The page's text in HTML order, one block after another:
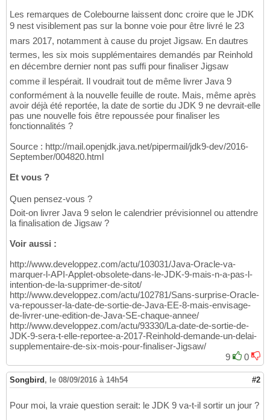
Les remarques de Colebourne laissent donc croire que le JDK
9 nest visiblement pas sur la bonne voie pour être livré le 23
mars 2017, notamment à cause du projet Jigsaw. En dautres
termes, les six mois supplémentaires demandés par Reinhold
en décembre dernier nont pas suffi pour finaliser Jigsaw
comme il lespérait. Il voudrait tout de même livrer Java 9
conformément à la nouvelle feuille de route. Mais, même après
avoir déjà été reportée, la date de sortie du JDK 9 ne devrait-elle
pas une nouvelle fois être repoussée pour finaliser les
fonctionnalités ?
Source : http://mail.openjdk.java.net/pipermail/jdk9-dev/2016-
September/004820.html
Et vous ?
Quen pensez-vous ?
Doit-on livrer Java 9 selon le calendrier prévisionnel ou attendre
la finalisation de Jigsaw ?
Voir aussi :
http://www.developpez.com/actu/103031/Java-Oracle-va-
marquer-l-API-Applet-obsolete-dans-le-JDK-9-mais-n-a-pas-l-
intention-de-la-supprimer-de-sitot/
http://www.developpez.com/actu/102781/Sans-surprise-Oracle-
va-repousser-la-date-de-sortie-de-Java-EE-8-mais-envisage-
de-livrer-une-edition-de-Java-SE-chaque-annee/
http://www.developpez.com/actu/93330/La-date-de-sortie-de-
JDK-9-sera-t-elle-reportee-a-2017-Reinhold-demande-un-delai-
supplementaire-de-six-mois-pour-finaliser-Jigsaw/
9
0
Songbird , le 08/09/2016 à 14h54 #2
Pour moi, la vraie question serait: le JDK 9 va-t-il sortir un jour ?